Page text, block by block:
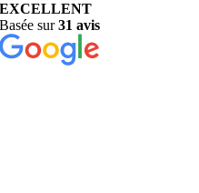
EXCELLENT
Basée sur31 avis